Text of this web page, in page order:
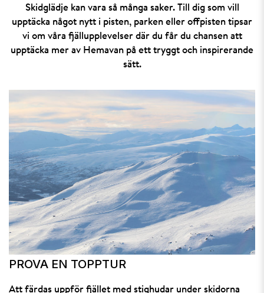
Skidglädje kan vara så många saker. Till dig som vill
upptäcka något nytt i pisten, parken eller offpisten tipsar
vi om våra fjällupplevelser där du får du chansen att
upptäcka mer av Hemavan på ett tryggt och inspirerande
sätt.
PROVA EN TOPPTUR
Att färdas uppför fjället med stighudar under skidorna